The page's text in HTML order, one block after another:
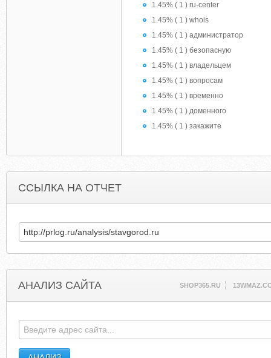
1.45% ( 1 ) ru-center
1.45% ( 1 ) whois
1.45% ( 1 ) администратор
1.45% ( 1 ) безопасную
1.45% ( 1 ) владельцем
1.45% ( 1 ) вопросам
1.45% ( 1 ) временно
1.45% ( 1 ) доменного
1.45% ( 1 ) закажите
ССЫЛКА НА ОТЧЕТ
АНАЛИЗ САЙТА SHOP365.RU